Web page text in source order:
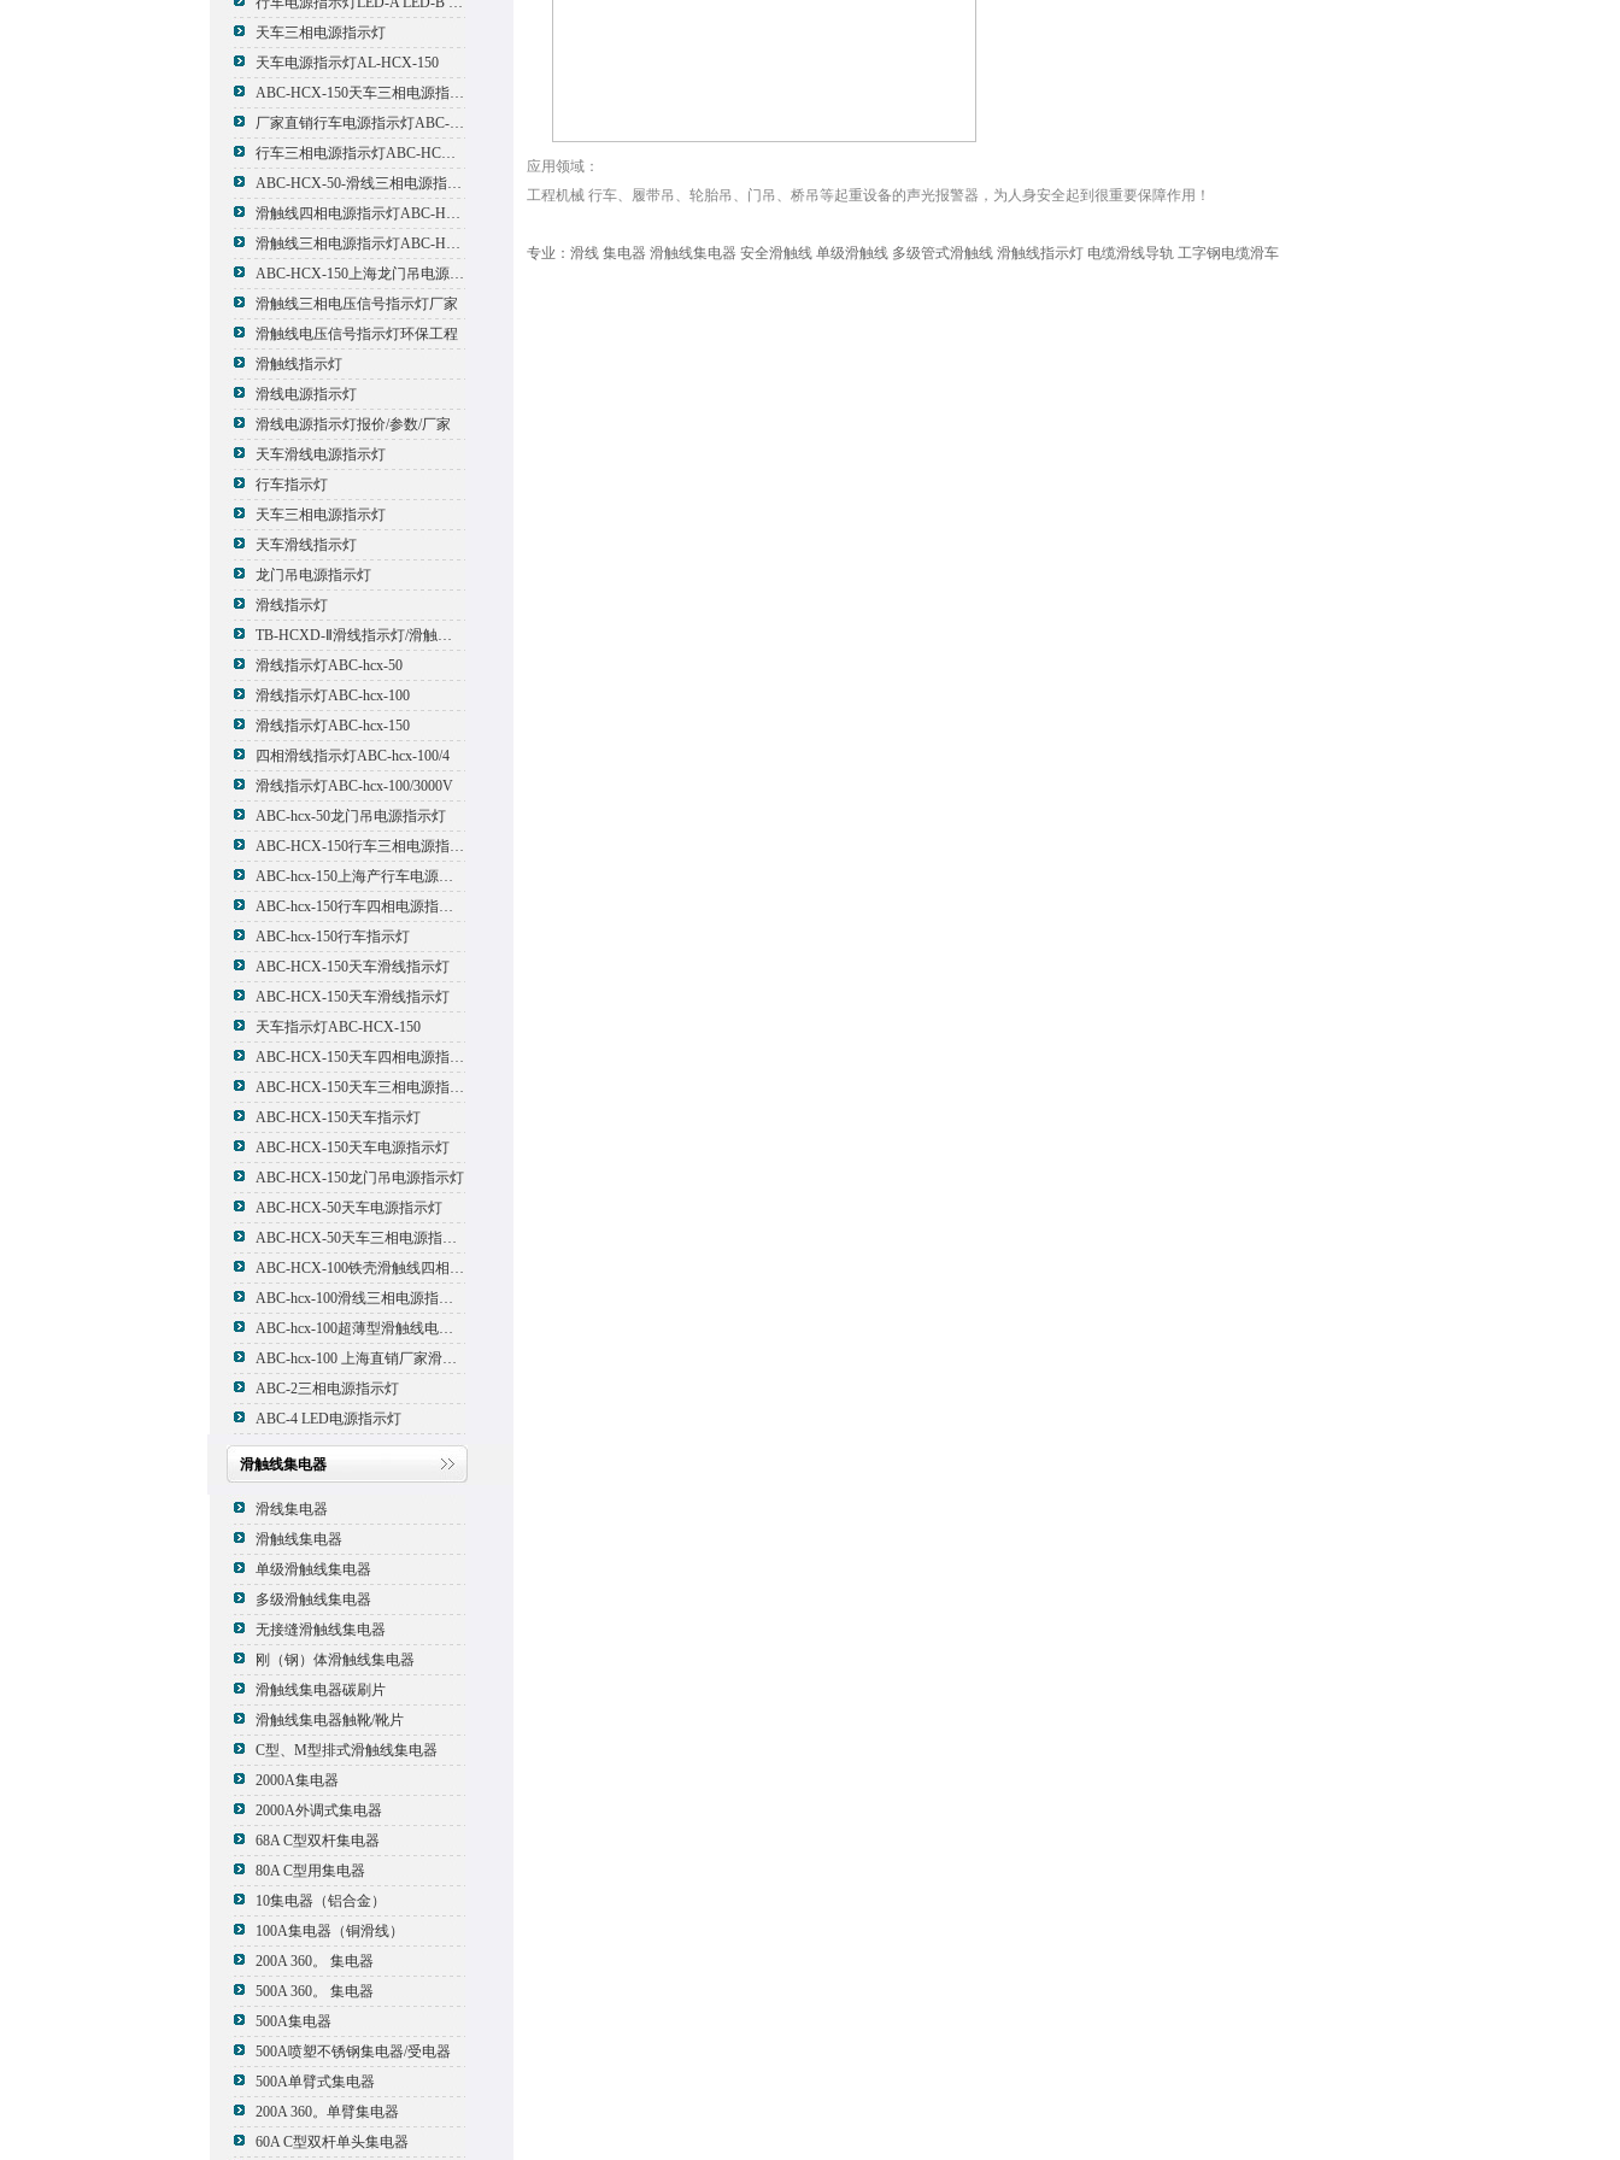
天车三相电源指示灯
天车电源指示灯AL-HCX-150
ABC-HCX-150天车三相电源指示灯出厂价格
厂家直销行车电源指示灯ABC-HCX-150
行车三相电源指示灯ABC-HCX-150
ABC-HCX-50-滑线三相电源指示灯厂家
滑触线四相电源指示灯ABC-HCX-100/4
滑触线三相电源指示灯ABC-HCX-100
ABC-HCX-150上海龙门吊电源指示灯
滑触线三相电压信号指示灯厂家
滑触线电压信号指示灯环保工程
滑触线指示灯
滑线电源指示灯
滑线电源指示灯报价/参数/厂家
天车滑线电源指示灯
行车指示灯
天车三相电源指示灯
天车滑线指示灯
龙门吊电源指示灯
滑线指示灯
TB-HCXD-Ⅱ滑线指示灯/滑触线指示灯
滑线指示灯ABC-hcx-50
滑线指示灯ABC-hcx-100
滑线指示灯ABC-hcx-150
四相滑线指示灯ABC-hcx-100/4
滑线指示灯ABC-hcx-100/3000V
ABC-hcx-50龙门吊电源指示灯
ABC-HCX-150行车三相电源指示灯
ABC-hcx-150上海产行车电源指示灯
ABC-hcx-150行车四相电源指示灯
ABC-hcx-150行车指示灯
ABC-HCX-150天车滑线指示灯
ABC-HCX-150天车滑线指示灯
天车指示灯ABC-HCX-150
ABC-HCX-150天车四相电源指示灯
ABC-HCX-150天车三相电源指示灯
ABC-HCX-150天车指示灯
ABC-HCX-150天车电源指示灯
ABC-HCX-150龙门吊电源指示灯
ABC-HCX-50天车电源指示灯
ABC-HCX-50天车三相电源指示灯
ABC-HCX-100铁壳滑触线四相电源指示灯
ABC-hcx-100滑线三相电源指示灯
ABC-hcx-100超薄型滑触线电源指示灯
ABC-hcx-100 上海直销厂家滑触线指示灯
ABC-2三相电源指示灯
ABC-4 LED电源指示灯
滑触线集电器
滑线集电器
滑触线集电器
单级滑触线集电器
多级滑触线集电器
无接缝滑触线集电器
刚（钢）体滑触线集电器
滑触线集电器碳刷片
滑触线集电器触靴/靴片
C型、M型排式滑触线集电器
2000A集电器
2000A外调式集电器
68A C型双杆集电器
80A C型用集电器
10集电器（铝合金）
100A集电器（铜滑线）
200A 360。 集电器
500A 360。 集电器
500A集电器
500A喷塑不锈钢集电器/受电器
500A单臂式集电器
200A 360。单臂集电器
60A C型双杆单头集电器
应用领域：
工程机械 行车、履带吊、轮胎吊、门吊、桥吊等起重设备的声光报警器，为人身安全起到很重要保障作用！
专业：滑线 集电器 滑触线集电器 安全滑触线 单级滑触线 多级管式滑触线 滑触线指示灯 电缆滑线导轨 工字钢电缆滑车